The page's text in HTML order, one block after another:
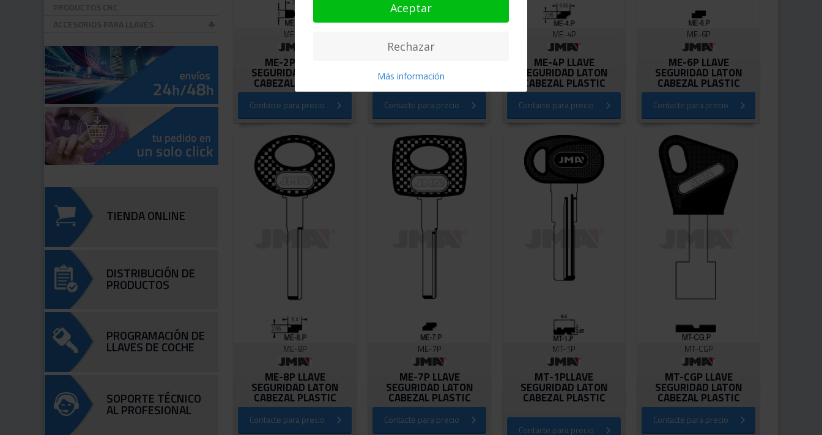
ME-2P
ME-2P LLAVE
SEGURIDAD LATON
CABEZAL PLASTIC
Contacte para precio
SEGURIDAD LATON
CABEZAL PLASTIC
Contacte para precio
ME-4P
ME-4P LLAVE
SEGURIDAD LATON
CABEZAL PLASTIC
Contacte para precio
ME-6P
ME-6P LLAVE
SEGURIDAD LATON
CABEZAL PLASTIC
Contacte para precio
ME-8P
ME-8P LLAVE
SEGURIDAD LATON
CABEZAL PLASTIC
Contacte para precio
ME-7P
ME-7P LLAVE
SEGURIDAD LATON
CABEZAL PLASTIC
Contacte para precio
MT-1P
MT-1PLLAVE
SEGURIDAD LATON
CABEZAL PLASTIC
Contacte para precio
MT-CGP
MT-CGP LLAVE
SEGURIDAD LATON
CABEZAL PLASTIC
Contacte para precio
PRODUCTOS CRC
ACCESORIOS PARA LLAVES
TIENDA ONLINE
DISTRIBUCIÓN DE
PRODUCTOS
PROGRAMACIÓN DE
LLAVES DE COCHE
SOPORTE TÉCNICO
AL PROFESIONAL
Aceptar
Rechazar
Más información